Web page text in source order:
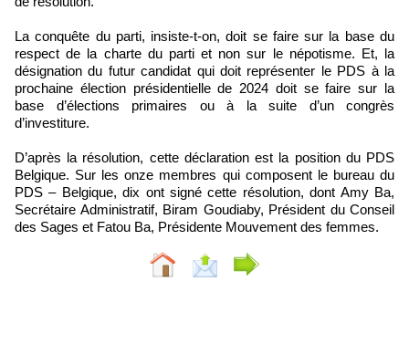
La conquête du parti, insiste-t-on, doit se faire sur la base du
respect de la charte du parti et non sur le népotisme. Et, la
désignation du futur candidat qui doit représenter le PDS à la
prochaine élection présidentielle de 2024 doit se faire sur la
base d’élections primaires ou à la suite d’un congrès
d’investiture.
D’après la résolution, cette déclaration est la position du PDS
Belgique. Sur les onze membres qui composent le bureau du
PDS – Belgique, dix ont signé cette résolution, dont Amy Ba,
Secrétaire Administratif, Biram Goudiaby, Président du Conseil
des Sages et Fatou Ba, Présidente Mouvement des femmes.